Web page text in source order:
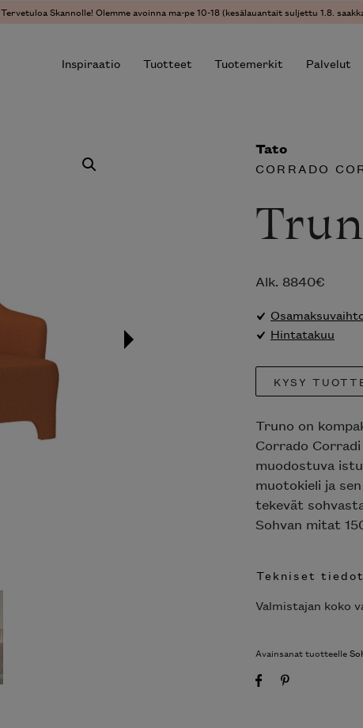
Tervetuloa Skannolle! Olemme avoinna ma-pe 10-18 (kesälauantait suljettu 1.8.
Inspiraatio Tuotteet Tuotemerkit Palvelut
Tato
CORRADO
Alk. 8840€
Hintatakuu
KYSY
Truno on
Corrado
muodostuva
muotokieli ja
tekevät
Sohvan mitat
Tekniset
Valmistajan koko
Avainsanat tuotteelle